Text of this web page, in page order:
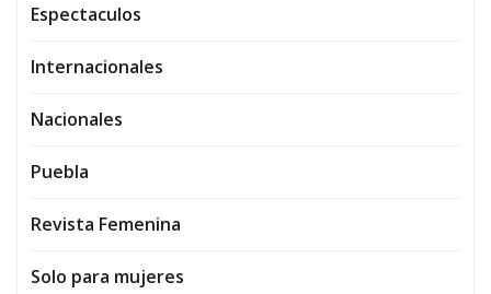
Espectaculos
Internacionales
Nacionales
Puebla
Revista Femenina
Solo para mujeres